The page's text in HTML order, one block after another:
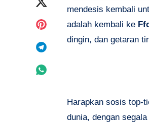
Facebook
Twitter
Share
mendesis kembali
adalah kembali ke
dingin, dan getaran
Harapkan sosis top-
dunia, dengan